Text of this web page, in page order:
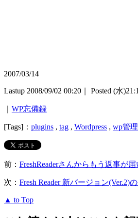
2007/03/14
Lastup 2008/09/02 00:20｜ Posted (水
WP忘備録
[Tags]： plugins , tag , Wordpress , wp管理
前： FreshReaderさんからもう返事が
次： Fresh Reader 新バージョン
▲ to Top